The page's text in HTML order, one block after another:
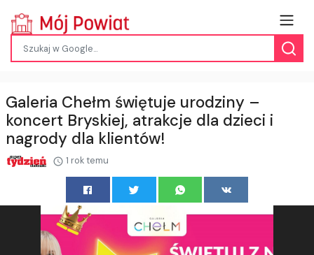
Galeria Chełm świętuje urodziny –
koncert Bryskiej, atrakcje dla dzieci i
nagrody dla klientów!
1 rok temu